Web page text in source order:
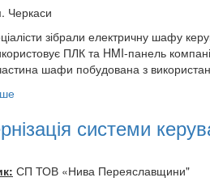
Черкаси
зібрали електричну шафу
ПЛК та HMI-панель
шафи побудована з
системи
СП ТОВ «Нива Переяславщини"